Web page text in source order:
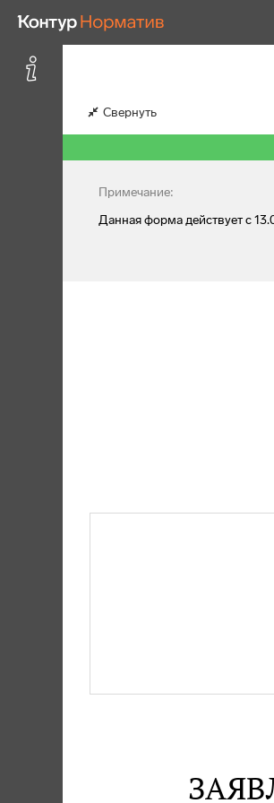
Свернуть
Примечание:
Данная форма действует с